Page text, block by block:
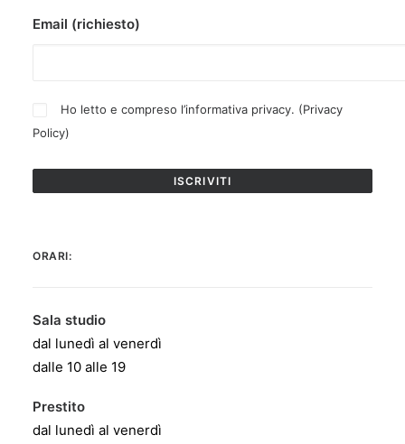
Email (richiesto)
Ho letto e compreso l’informativa privacy. (Privacy
Policy)
ORARI:
Sala studio
dal lunedì al venerdì
dalle 10 alle 19
Prestito
dal lunedì al venerdì